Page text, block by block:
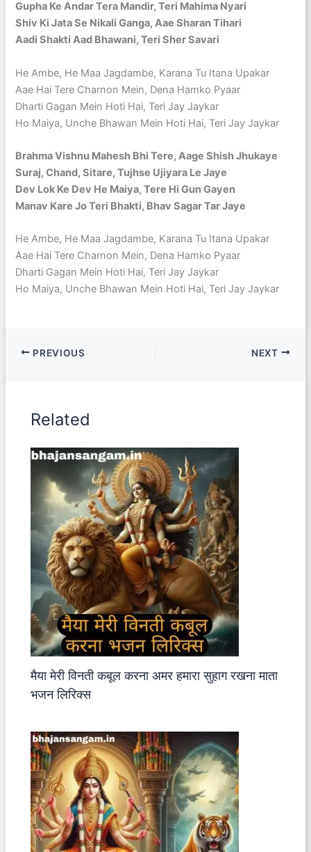
Gupha Ke Andar Tera Mandir, Teri Mahima Nyari
Shiv Ki Jata Se Nikali Ganga, Aae Sharan Tihari
Aadi Shakti Aad Bhawani, Teri Sher Savari
He Ambe, He Maa Jagdambe, Karana Tu Itana Upakar
Aae Hai Tere Charnon Mein, Dena Hamko Pyaar
Dharti Gagan Mein Hoti Hai, Teri Jay Jaykar
Ho Maiya, Unche Bhawan Mein Hoti Hai, Teri Jay Jaykar
Brahma Vishnu Mahesh Bhi Tere, Aage Shish Jhukaye
Suraj, Chand, Sitare, Tujhse Ujiyara Le Jaye
Dev Lok Ke Dev He Maiya, Tere Hi Gun Gayen
Manav Kare Jo Teri Bhakti, Bhav Sagar Tar Jaye
He Ambe, He Maa Jagdambe, Karana Tu Itana Upakar
Aae Hai Tere Charnon Mein, Dena Hamko Pyaar
Dharti Gagan Mein Hoti Hai, Teri Jay Jaykar
Ho Maiya, Unche Bhawan Mein Hoti Hai, Teri Jay Jaykar
PREVIOUS NEXT
Related
मैया मेरी विनती कबूल करना अमर हमारा सुहाग रखना माता
भजन लिरिक्स